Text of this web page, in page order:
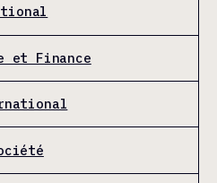
et Finance